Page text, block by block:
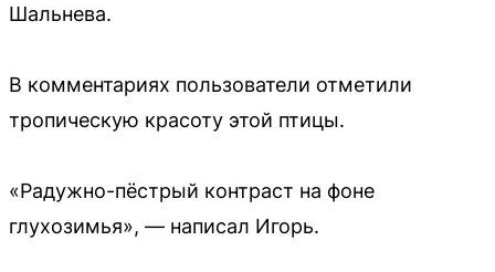
Шальнева.
В комментариях пользователи отметили
тропическую красоту этой птицы.
«Радужно-пёстрый контраст на фоне
глухозимья», — написал Игорь.